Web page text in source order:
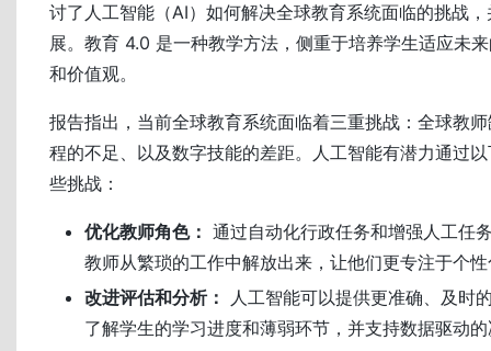
讨了人工智能（AI）如何解决全球教育系统面临的挑战
展。教育 4.0 是一种教学方法，侧重于培养学生适应未
和价值观。
报告指出，当前全球教育系统面临着三重挑战：全球教
程的不足、以及数字技能的差距。人工智能有潜力通过
些挑战：
优化教师角色： 通过自动化行政任务和增强人工任
教师从繁琐的工作中解放出来，让他们更专注于个
改进评估和分析：
人工智能可以提供更准确、及时
了解学生的学习进度和薄弱环节，并支持数据驱动